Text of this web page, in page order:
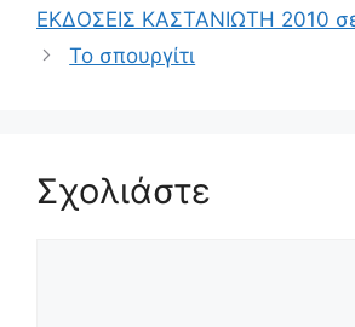
ΕΚΔΟΣΕΙΣ ΚΑΣΤΑΝΙΩΤΗ 2010
Το σπουργίτι
Σχολιάστε